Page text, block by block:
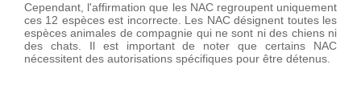
Cependant, l'affirmation que les NAC regroupent uniquement
ces 12 espèces est incorrecte. Les NAC désignent toutes les
espèces animales de compagnie qui ne sont ni des chiens ni
des chats. Il est important de noter que certains NAC
nécessitent des autorisations spécifiques pour être détenus.